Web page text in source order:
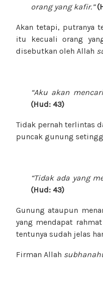
orang yang kafir.”
Akan tetapi, putranya
itu kecuali orang
disebutkan oleh Allah
“Aku akan
(Hud: 43)
Tidak pernah terlintas
puncak gunung
“Tidak ada yang
(Hud: 43)
Gunung ataupun
yang mendapat
tentunya sudah jelas
Firman Allah